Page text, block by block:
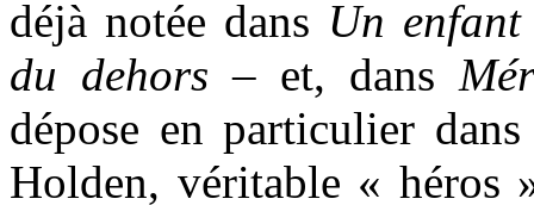
déjà notée dans Un
du dehors – et, dans
dépose en particulier
Holden, véritable « héros